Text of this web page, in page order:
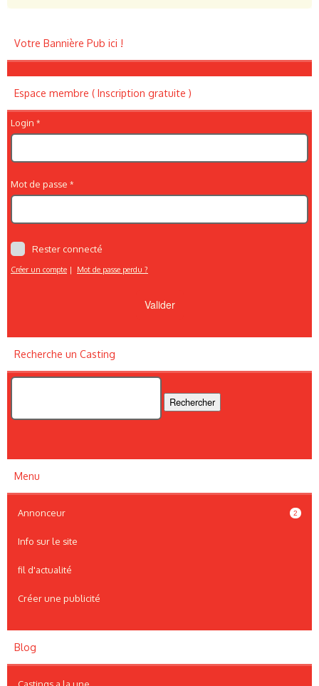
Votre Bannière Pub ici !
Espace membre ( Inscription gratuite )
Login
Mot de passe
Rester connecté
Créer un compte | Mot de passe perdu ?
Recherche un Casting
Menu
Annonceur 2
Info sur le site
fil d'actualité
Créer une publicité
Blog